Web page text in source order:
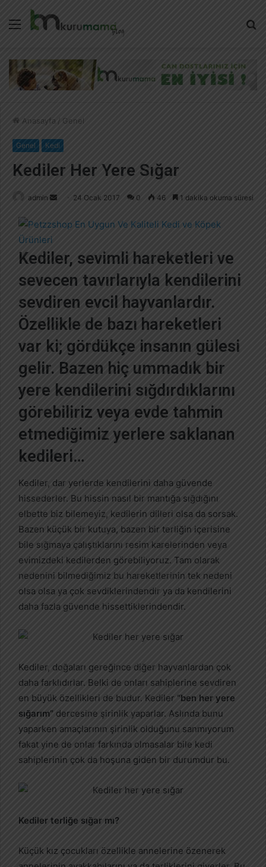
Menü
Anasayfa / Genel
Genel Kedi
Kediler Her Yere Sığar
admin
r
-
o
s
g
ö
d
e
r
m
e
k
24 Ocak 2017 0 46 1 dakika okuma süresi
Kediler, sevimli hareketleri ve
sevecen tavırlarıyla kendilerini
sevdiren evcil hayvanlardır.
Özellikle de bazı hareketleri
var ki; gördükçe insanın gülesi
gelir. Bazen hiç ummadık bir
yere kendilerini sığdırdıklarını
görebiliriz veya evde tahmin
etmediğimiz yerlere saklanan
kedileri…
Kediler, dar yerlerde kendilerini daha güvende
hissederler. Bu hissin nasıl bir mantığa sığdığını
elbette biz bilemeyiz, kedilerin dilleri olsa da sorsak.
Bazen küçük bir kutuya, bazen bir terliğin içerisine
bile sığmaya çalıştıklarını resim karelerinden veya
evimizdeki kedilerden görebiliyoruz. Tam olarak
nedenini bilmediğimiz bu hareketlerinin tek nedeni
olsa olsa ya çok sevdiklerindendir ya da kendilerini
daha fazla güvende hissettiklerindendir.
Kediler, doğaları gereğince diğer hayvanlardan çok
daha farklıdırlar. Belki de onları sahiplerine sevdiren
en büyük özellikleri de budur. Kediler “ben her yere
sığarım” dercesine şirinlik yaparlar. Aslında bunu
yaparken amaçlarının şirinlik olduğunu sanmıyorum
fakat yine de onlar farkında olmasalar bile kedi
sahiplerinin çok da hoşuna giden bir durumdur bu.
Kediler terliğe sığar mı?
Küçük kız çocukları özellikle annelerine özenerek